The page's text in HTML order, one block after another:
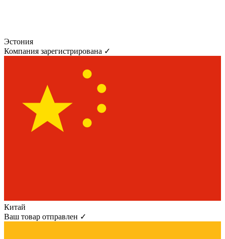
Эстония
Компания зарегистрирована ✓
Китай
Ваш товар отправлен ✓